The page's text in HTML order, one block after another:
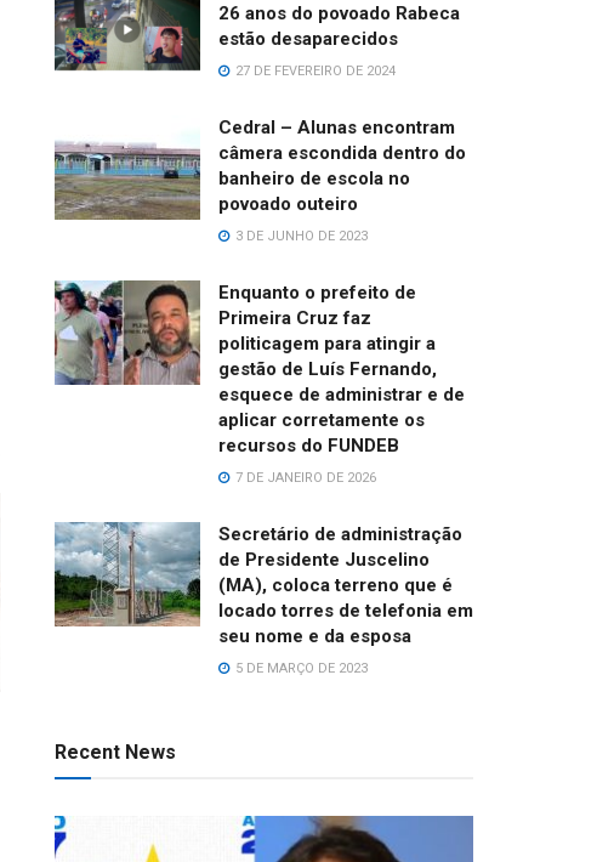
26 anos do povoado Rabeca
estão desaparecidos
27 DE FEVEREIRO DE 2024
Cedral – Alunas encontram
câmera escondida dentro do
banheiro de escola no
povoado outeiro
3 DE JUNHO DE 2023
Enquanto o prefeito de
Primeira Cruz faz
politicagem para atingir a
gestão de Luís Fernando,
esquece de administrar e de
aplicar corretamente os
recursos do FUNDEB
7 DE JANEIRO DE 2026
Secretário de administração
de Presidente Juscelino
(MA), coloca terreno que é
locado torres de telefonia em
seu nome e da esposa
5 DE MARÇO DE 2023
Recent News